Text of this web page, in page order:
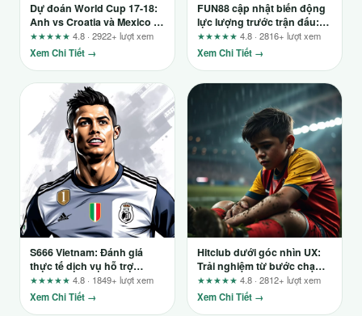
Dự đoán World Cup 17-18:
Anh vs Croatia và Mexico vs
Hàn Quốc có dễ nổ bất
ngờ?
★★★★★ 4.8 · 2922+ lượt xem
Xem Chi Tiết →
FUN88 cập nhật biến động
lực lượng trước trận đấu:
Cẩm nang chi tiết cho
người chơi
★★★★★ 4.8 · 2816+ lượt xem
Xem Chi Tiết →
S666 Vietnam: Đánh giá
thực tế dịch vụ hỗ trợ
khách hàng 24/7 có đáng
tin?
★★★★★ 4.8 · 1849+ lượt xem
Xem Chi Tiết →
Hitclub dưới góc nhìn UX:
Trải nghiệm từ bước chạm
đầu tiên đến khi rời đi
★★★★★ 4.8 · 2812+ lượt xem
Xem Chi Tiết →